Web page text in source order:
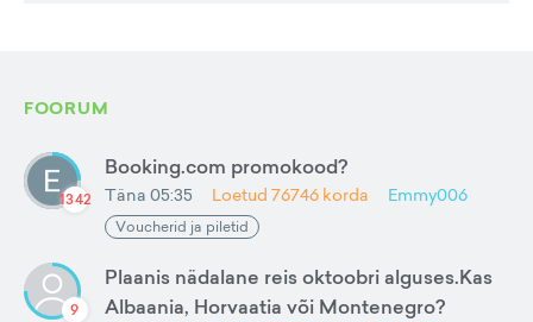
FOORUM
1342
Booking.com promokood?
Täna 05:35 Loetud 76746 korda Emmy006
Voucherid ja piletid
9
Plaanis nädalane reis oktoobri alguses.Kas
Albaania, Horvaatia või Montenegro?